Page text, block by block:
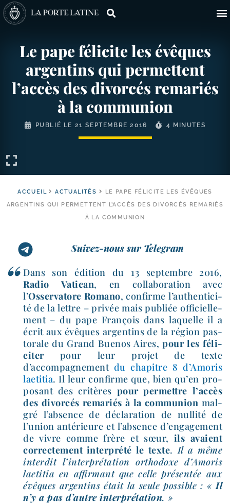
Le pape félicite les évêques
argentins qui permettent
l’accès des divorcés remariés
à la communion
PUBLIÉ LE 21 SEPTEMBRE 2016 4 MINUTES
ACCUEIL ACTUALITÉS
LE PAPE FÉLICITE LES ÉVÊQUES
ARGENTINS QUI PERMETTENT L’ACCÈS DES DIVORCÉS REMARIÉS
À LA COMMUNION
Suivez-nous sur Telegram
Dans son édi­tion du 13 sep­tembre 2016,
Radio Vatican, en col­la­bo­ra­tion avec
l’Osservatore Romano, confirme l’au­then­ti­ci­
té de la lettre – pri­vée mais publiée offi­ciel­le­
ment – du pape François dans laquelle il a
écrit aux évêques argen­tins de la région pas­
to­rale du Grand Buenos Aires,pour les féli­
ci­terpour leur pro­jet de texte
d’accompagnement du cha­pitre 8 d’Amoris
lae­ti­tia. Il leur confirme que, bien qu’en pro­
po­sant des cri­tères pour per­mettre l’accès
des divor­cés rema­riés à la com­mu­nion mal­
gré l’absence de décla­ra­tion de nul­li­té de
l’union anté­rieure et l’absence d’engagement
de vivre comme frère et sœur, ils avaient
cor­rec­te­ment inter­pré­té le texte. Il a même
inter­dit l’in­ter­pré­ta­tion ortho­doxe d’Amoris
lae­ti­tia en affir­mant que celle pré­sen­tée aux
évêques argen­tins était la seule pos­sible : «Il
n’y a pas d’autre inter­pré­ta­tion. »